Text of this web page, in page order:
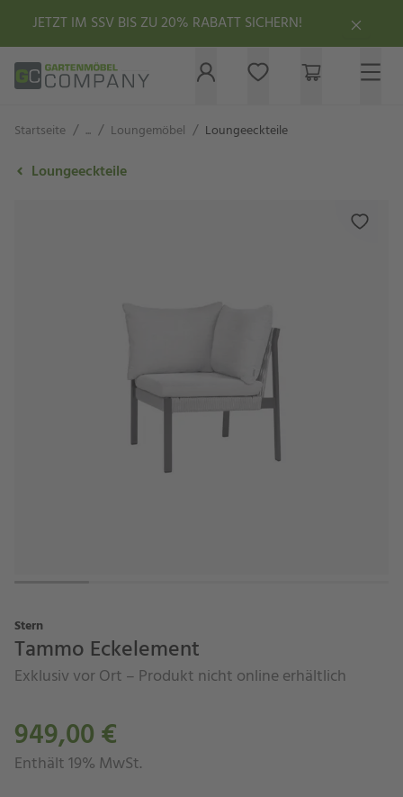
JETZT IM SSV BIS ZU 20% RABATT SICHERN!
Startseite / ... / Loungemöbel / Loungeeckteile
Loungeeckteile
Stern
Tammo Eckelement
Exklusiv vor Ort – Produkt nicht online erhältlich
949,00 €
Enthält 19% MwSt.